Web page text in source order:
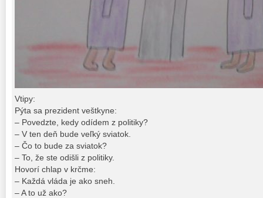
Vtipy:
Pýta sa prezident veštkyne:
– Povedzte, kedy odídem z politiky?
– V ten deň bude veľký sviatok.
– Čo to bude za sviatok?
– To, že ste odišli z politiky.
Hovorí chlap v krčme:
– Každá vláda je ako sneh.
– A to už ako?